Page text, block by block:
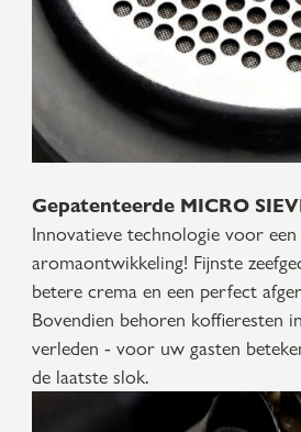
Gepatenteerde MICRO
Innovatieve technologie voor
aromaontwikkeling! Fijnste
betere crema en een perfect
Bovendien behoren koffieresten
verleden - voor uw gasten
de laatste slok.